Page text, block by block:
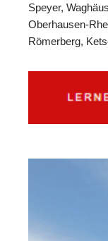
Speyer,
Oberhausen-
Römerberg,